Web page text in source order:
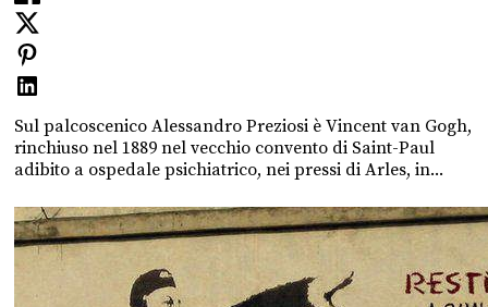
Sul palcoscenico Alessandro Preziosi è Vincent van Gogh,
rinchiuso nel 1889 nel vecchio convento di Saint-Paul
adibito a ospedale psichiatrico, nei pressi di Arles, in...